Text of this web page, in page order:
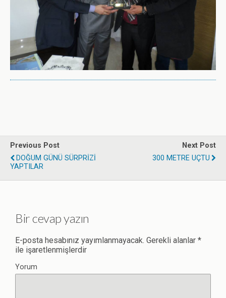
Previous Post
DOĞUM GÜNÜ SÜRPRİZİ
YAPTILAR
Next Post
300 METRE UÇTU
Bir cevap yazın
E-posta hesabınız yayımlanmayacak. Gerekli alanlar *
ile işaretlenmişlerdir
Yorum